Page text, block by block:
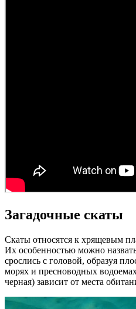
Загадочные скаты
Скаты относятся к хрящевым
Их особенностью можно
срослись с головой, образуя
морях и пресноводных
черная) зависит от места